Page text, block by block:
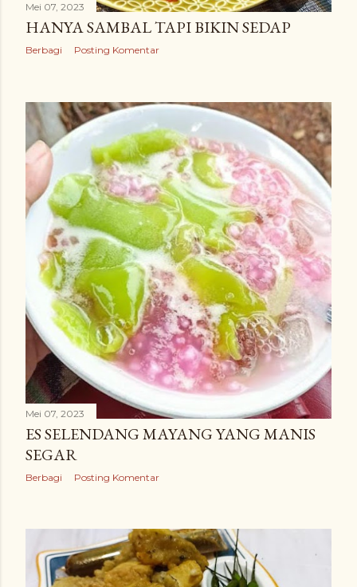
Mei 07, 2023
HANYA SAMBAL TAPI BIKIN SEDAP
Berbagi Posting Komentar
Mei 07, 2023
ES SELENDANG MAYANG YANG MANIS
SEGAR
Berbagi Posting Komentar